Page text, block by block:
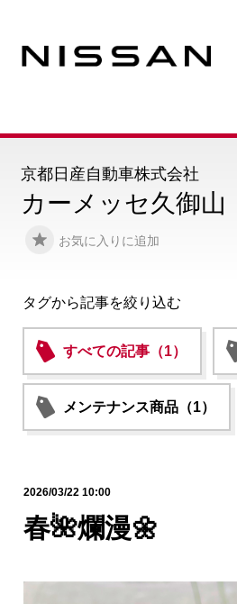
カーメッセ久御山
お気に入りに追加
京都日産自動車株式会社
タグから記事を絞り込む
すべての記事（1）
メンテナンス商品（1）
2026/03/22 10:00
春🌺爛漫🌼